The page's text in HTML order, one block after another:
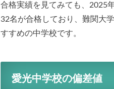
合格実績を見てみても、2025
32名が合格しており、難関大
すすめの中学校です。
愛光中学校の偏差値